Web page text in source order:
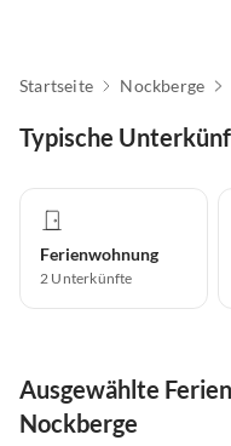
Startseite Nockberge
Typische
Ferienwohnung
2 Unterkünfte
Ausgewählte
Nockberge